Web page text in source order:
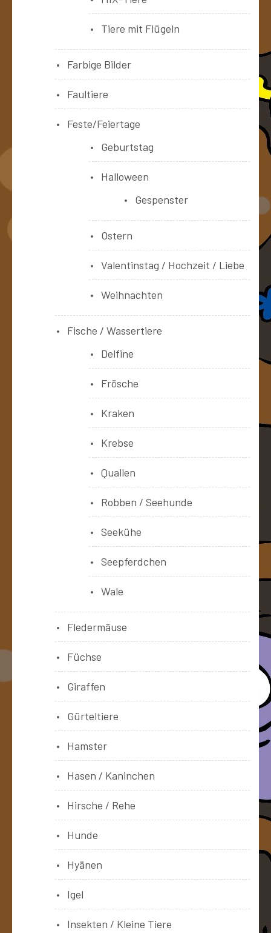
Tiere mit Flügeln
Farbige Bilder
Faultiere
Feste/Feiertage
Geburtstag
Halloween
Gespenster
Ostern
Valentinstag / Hochzeit / Liebe
Weihnachten
Fische / Wassertiere
Delfine
Frösche
Kraken
Krebse
Quallen
Robben / Seehunde
Seekühe
Seepferdchen
Wale
Fledermäuse
Füchse
Giraffen
Gürteltiere
Hamster
Hasen / Kaninchen
Hirsche / Rehe
Hunde
Hyänen
Igel
Insekten / Kleine Tiere